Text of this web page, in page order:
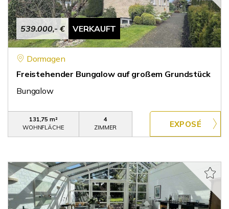
539.000,- € VERKAUFT
Dormagen
Freistehender Bungalow auf großem Grundstück
Bungalow
131,75 m²
WOHNFLÄCHE
4
ZIMMER